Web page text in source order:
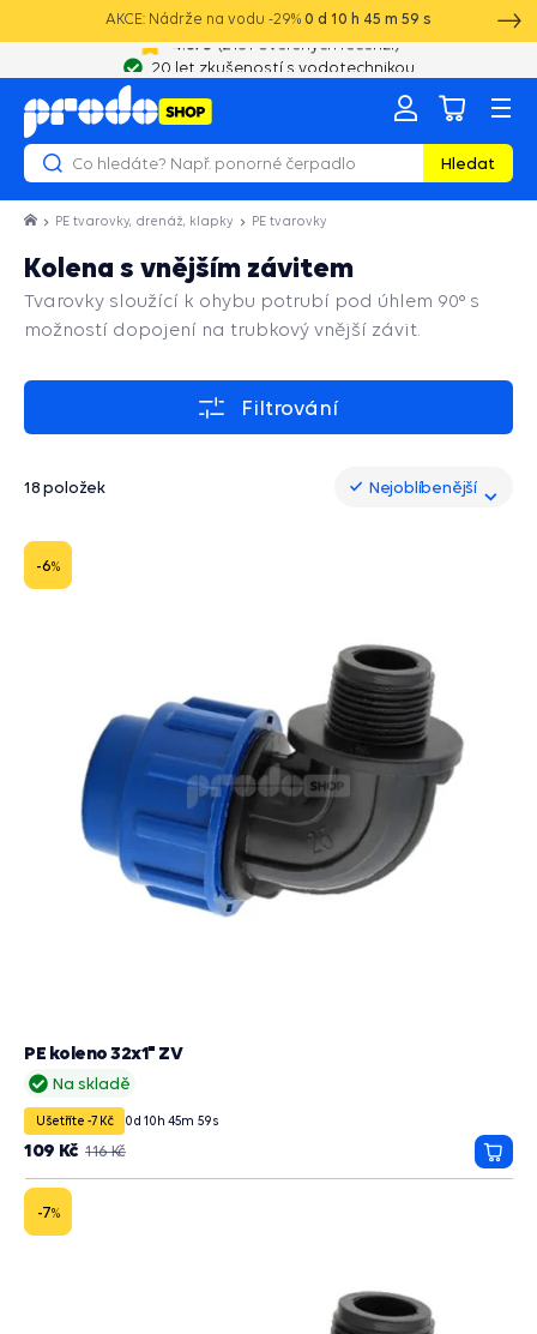
AKCE: Nádrže na vodu -29% 0 d 10 h 45 m 58 s
20 let zkušeností s vodotechnikou
Hledat
PE tvarovky, drenáž, klapky PE tvarovky
Kolena s vnějším závitem
Tvarovky sloužící k ohybu potrubí pod úhlem 90° s
možností dopojení na trubkový vnější závit.
Filtrování
18 položek Nejoblíbenější
Nejoblíbenější
-6%
Na skladě
PE koleno 32x1" ZV
Ušetříte -7 Kč 0d 10h 45m 58s
116 Kč
109 Kč
do
-7%